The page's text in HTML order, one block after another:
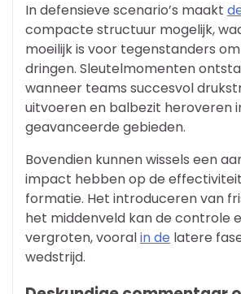
In defensieve scenario’s maakt
compacte structuur mogelijk,
moeilijk is voor tegenstanders
dringen. Sleutelmomenten
wanneer teams succesvol
uitvoeren en balbezit heroveren
geavanceerde gebieden.
Bovendien kunnen wissels een
impact hebben op de
formatie. Het introduceren van
het middenveld kan de controle
vergroten, vooralin de latere
wedstrijd.